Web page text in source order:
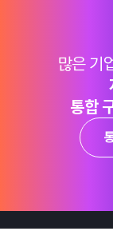
많은 기
통합